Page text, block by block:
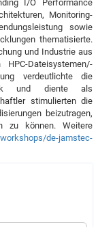
I/O Performance
Monitoring-
sowie
thematisierte.
und Industrie aus
Dateisystemen/-
verdeutlichte die
und diente als
stimulierten die
beizutragen,
zu können. Weitere
de-jamstec-